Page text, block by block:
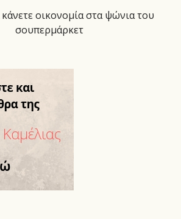
οικονομία στα ψώνια του
σουπερμάρκετ